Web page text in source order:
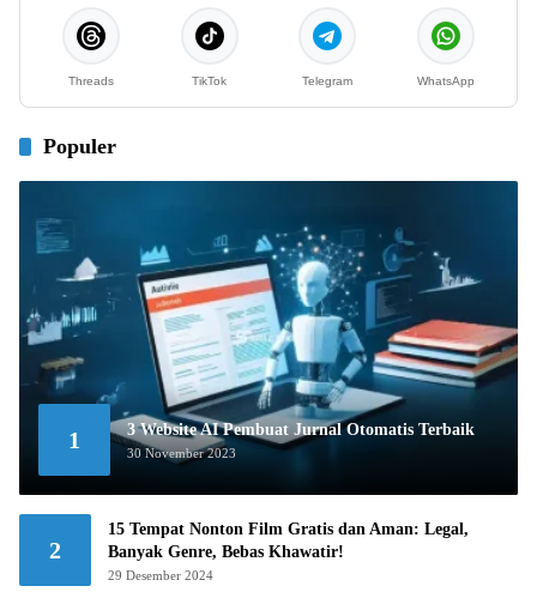
Threads TikTok Telegram WhatsApp
Populer
1 3 Website AI Pembuat Jurnal Otomatis Terbaik
30 November 2023
2
15 Tempat Nonton Film Gratis dan Aman: Legal,
Banyak Genre, Bebas Khawatir!
29 Desember 2024